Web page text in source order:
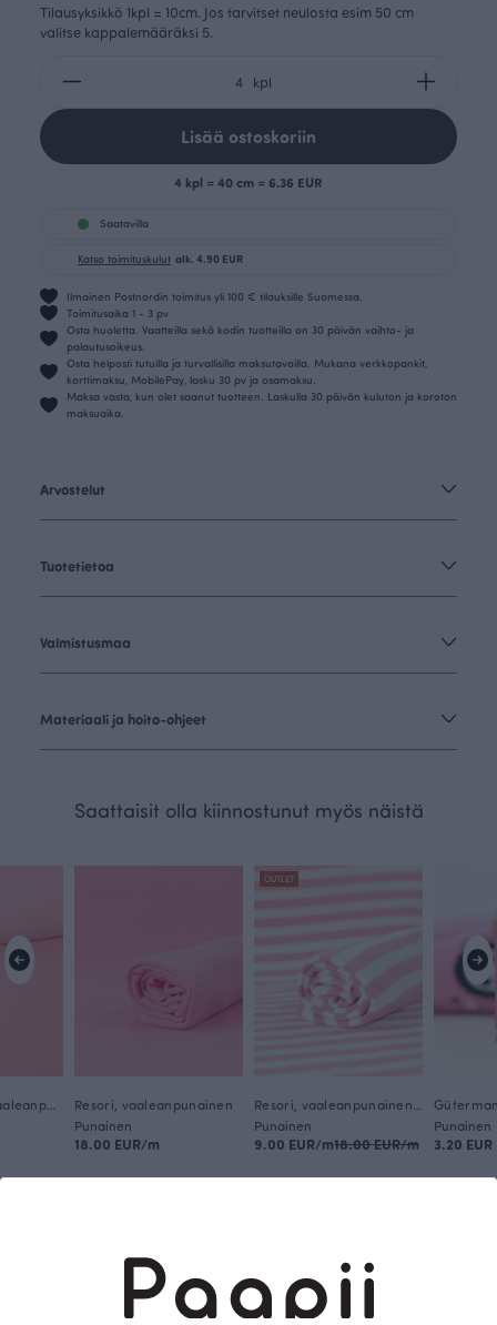
Tilausyksikkö 1kpl = 10cm. Jos tarvitset neulosta esim 50 cm
valitse kappalemääräksi 5.
kpl
Lisää ostoskoriin
4 kpl = 40 cm = 6.36 EUR
Saatavilla
Katso toimituskulut alk. 4.90 EUR
Ilmainen Postnordin toimitus yli 100 € tilauksille Suomessa.
Toimitusaika 1 - 3 pv
Osta huoletta. Vaatteilla sekä kodin tuotteilla on 30 päivän vaihto- ja
palautusoikeus.
Osta helposti tutuilla ja turvallisilla maksutavoilla. Mukana verkkopankit,
korttimaksu, MobilePay, lasku 30 pv ja osamaksu.
Maksa vasta, kun olet saanut tuotteen. Laskulla 30 päivän kuluton ja koroton
maksuaika.
Arvostelut
Tuotetietoa
Valmistusmaa
Materiaali ja hoito-ohjeet
Saattaisit olla kiinnostunut myös näistä
Resori, vaaleanpunainen
Punainen
18.00 EUR/m
OUTLET
Punainen
9.00 EUR/m18.00 EUR/m
Punainen
3.20 EUR